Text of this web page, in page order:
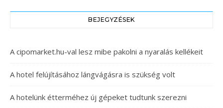
BEJEGYZÉSEK
A cipomarket.hu-val lesz mibe pakolni a nyaralás kellékeit
A hotel felújításához lángvágásra is szükség volt
A hotelünk étterméhez új gépeket tudtunk szerezni